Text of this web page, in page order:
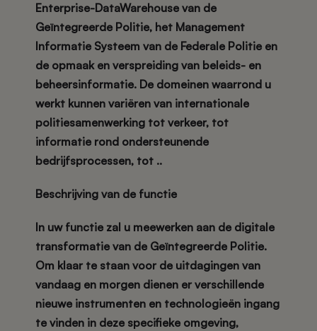
Enterprise-DataWarehouse van de
Geïntegreerde Politie, het Management
Informatie Systeem van de Federale Politie en
de opmaak en verspreiding van beleids- en
beheersinformatie. De domeinen waarrond u
werkt kunnen variëren van internationale
politiesamenwerking tot verkeer, tot
informatie rond ondersteunende
bedrijfsprocessen, tot ..
Beschrijving van de functie
In uw functie zal u meewerken aan de digitale
transformatie van de Geïntegreerde Politie.
Om klaar te staan voor de uitdagingen van
vandaag en morgen dienen er verschillende
nieuwe instrumenten en technologieën ingang
te vinden in deze specifieke omgeving,